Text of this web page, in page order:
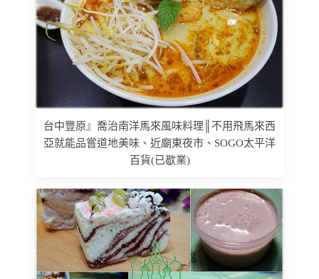
台中豐原』喬治南洋馬來風味料理║不用飛馬來西
亞就能品嘗道地美味、近廟東夜市、SOGO太平洋
百貨(已歇業)